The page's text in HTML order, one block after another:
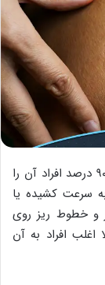
ترک پوستی نوعی جای زخم به حساب می‌آید که۹۰ درصد افراد آن را
سرعت کشیده یا
و خطوط ریز روی
افراد به آن